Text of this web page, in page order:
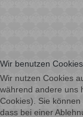
Wir benutzen Cookies
Wir nutzen Cookies
während andere uns
Cookies). Sie
dass bei einer